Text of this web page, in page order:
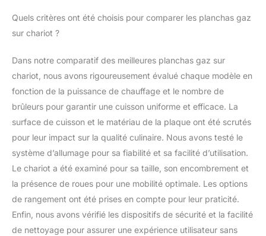
Quels critères ont été choisis pour comparer les planchas gaz
sur chariot ?
Dans notre comparatif des meilleures planchas gaz sur
chariot, nous avons rigoureusement évalué chaque modèle en
fonction de la puissance de chauffage et le nombre de
brûleurs pour garantir une cuisson uniforme et efficace. La
surface de cuisson et le matériau de la plaque ont été scrutés
pour leur impact sur la qualité culinaire. Nous avons testé le
système d’allumage pour sa fiabilité et sa facilité d’utilisation.
Le chariot a été examiné pour sa taille, son encombrement et
la présence de roues pour une mobilité optimale. Les options
de rangement ont été prises en compte pour leur praticité.
Enfin, nous avons vérifié les dispositifs de sécurité et la facilité
de nettoyage pour assurer une expérience utilisateur sans